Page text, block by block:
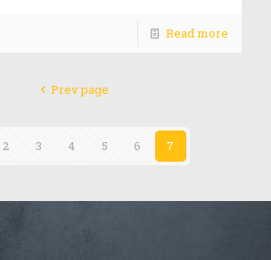
Read more
Prev page
2 3 4 5 6 7